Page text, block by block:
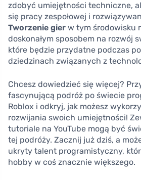
zdobyć umiejętności techniczne,
się pracy zespołowej i
Tworzenie gier w tym środowisku
doskonałym sposobem na rozwój
które będzie przydatne podczas
dziedzinach związanych z
Chcesz dowiedzieć się więcej?
fascynującą podróż po świecie
Roblox i odkryj, jak możesz
rozwijania swoich umiejętności!
tutoriale na YouTube mogą być
tej podróży. Zacznij już dziś, a
ukryty talent programistyczny,
hobby w coś znacznie większego.